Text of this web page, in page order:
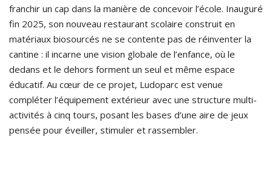
franchir un cap dans la manière de concevoir l’école. Inauguré
fin 2025, son nouveau restaurant scolaire construit en
matériaux biosourcés ne se contente pas de réinventer la
cantine : il incarne une vision globale de l’enfance, où le
dedans et le dehors forment un seul et même espace
éducatif. Au cœur de ce projet, Ludoparc est venue
compléter l’équipement extérieur avec une structure multi-
activités à cinq tours, posant les bases d’une aire de jeux
pensée pour éveiller, stimuler et rassembler.